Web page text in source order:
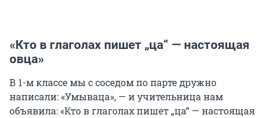
«Кто в глаголах пишет „ца“ — настоящая
овца»
В 1-м классе мы с соседом по парте дружно
написали: «Умываца», — и учительница нам
объявила: «Кто в глаголах пишет „ца“ — настоящая